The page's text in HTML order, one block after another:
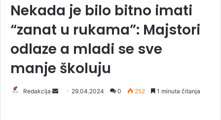
Nekada je bilo bitno imati
“zanat u rukama”: Majstori
odlaze a mladi se sve
manje školuju
Redakcija 29.04.2024 0 252 1 minuta čitanja